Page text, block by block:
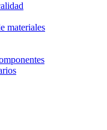
materiales